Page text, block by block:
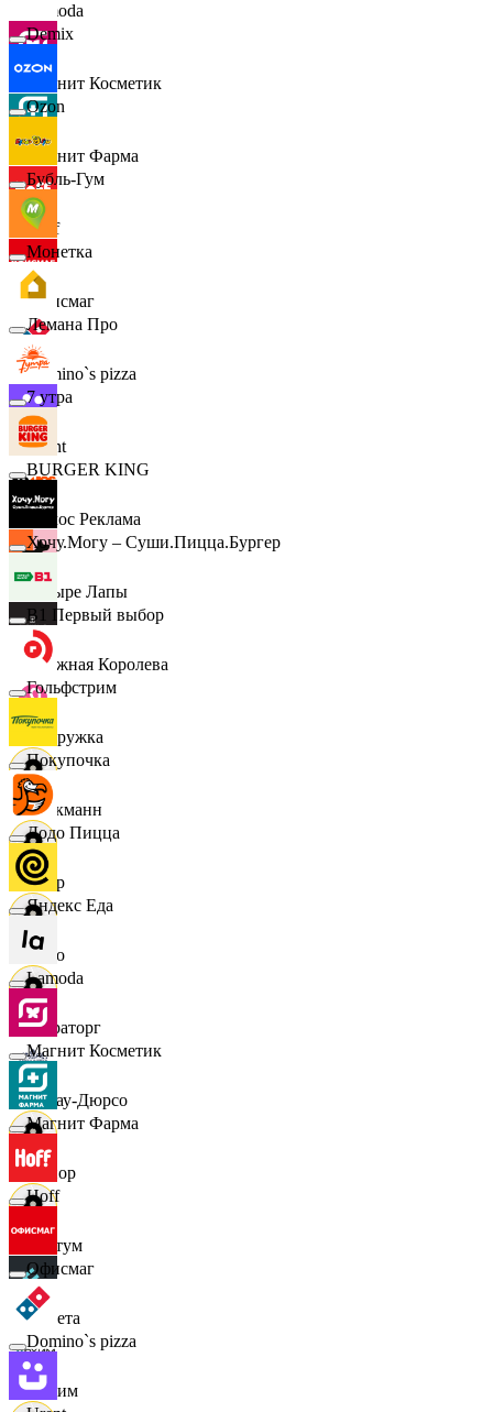
Lamoda
Магнит Косметик
Магнит Фарма
Hoff
Офисмаг
Domino`s pizza
Urent
Эдмос Реклама
Четыре Лапы
Снежная Королева
Подружка
Стокманн
Cпар
demo
Мираторг
Абрау-Дюрсо
Авиор
Альтум
Аркета
Архим
Demix
Ozon
Бубль-Гум
Монетка
Лемана Про
7 утра
BURGER KING
Хочу.Могу – Суши.Пицца.Бургер
B1 Первый выбор
Гольфстрим
Покупочка
Додо Пицца
Яндекс Еда
Lamoda
Магнит Косметик
Магнит Фарма
Hoff
Офисмаг
Domino`s pizza